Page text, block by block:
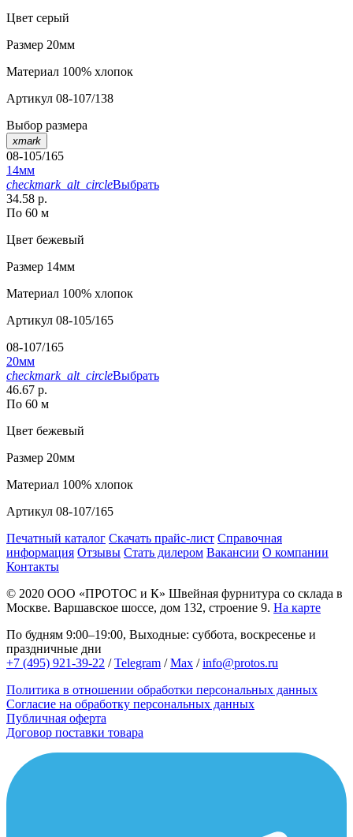
Цвет серый
Размер 20мм
Материал 100% хлопок
Артикул 08-107/138
Выбор размера
xmark
08-105/165
14мм
checkmark_alt_circleВыбрать
34.58 р.
По 60 м
Цвет бежевый
Размер 14мм
Материал 100% хлопок
Артикул 08-105/165
08-107/165
20мм
checkmark_alt_circleВыбрать
46.67 р.
По 60 м
Цвет бежевый
Размер 20мм
Материал 100% хлопок
Артикул 08-107/165
Печатный каталог Скачать прайс-лист Справочная
информация Отзывы Стать дилером Вакансии О компании
Контакты
© 2020 ООО «ПРОТОС и К» Швейная фурнитура со склада в
Москве. Варшавское шоссе, дом 132, строение 9. На карте
По будням 9:00–19:00, Выходные: суббота, воскресенье и
праздничные дни
+7 (495) 921-39-22 /Telegram /Max /info@protos.ru
Политика в отношении обработки персональных данных
Согласие на обработку персональных данных
Публичная оферта
Договор поставки товара